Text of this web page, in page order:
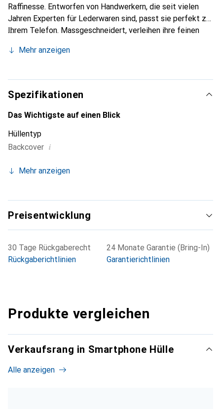
Raffinesse. Entworfen von Handwerkern, die seit vielen
Jahren Experten für Lederwaren sind, passt sie perfekt zu
Ihrem Telefon. Massgeschneidert, verleihen ihre feinen
und integralen Accessoire Ihres Smartphones. International
Noreve eine sichere Wahl für eine anspruchsvolle
Kundschaft.
Mehr anzeigen
Spezifikationen
Das Wichtigste auf einen Blick
Hüllentyp
Backcover i
Mehr anzeigen
Preisentwicklung
30 Tage Rückgaberecht
Rückgaberichtlinien
24 Monate Garantie (Bring-In)
Garantierichtlinien
Produkte vergleichen
Verkaufsrang in Smartphone Hülle
Alle anzeigen